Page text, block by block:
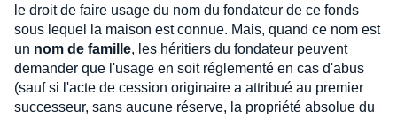
le droit de faire usage du nom du fondateur de ce fonds
sous lequel la maison est connue. Mais, quand ce nom est
un nom de famille, les héritiers du fondateur peuvent
demander que l'usage en soit réglementé en cas d'abus
(sauf si l'acte de cession originaire a attribué au premier
successeur, sans aucune réserve, la propriété absolue du